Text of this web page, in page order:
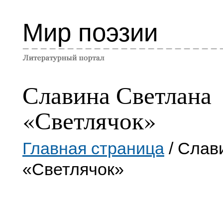
Мир поэзии
Славина Светлана
«Светлячок»
Главная страница /
«Светлячок»